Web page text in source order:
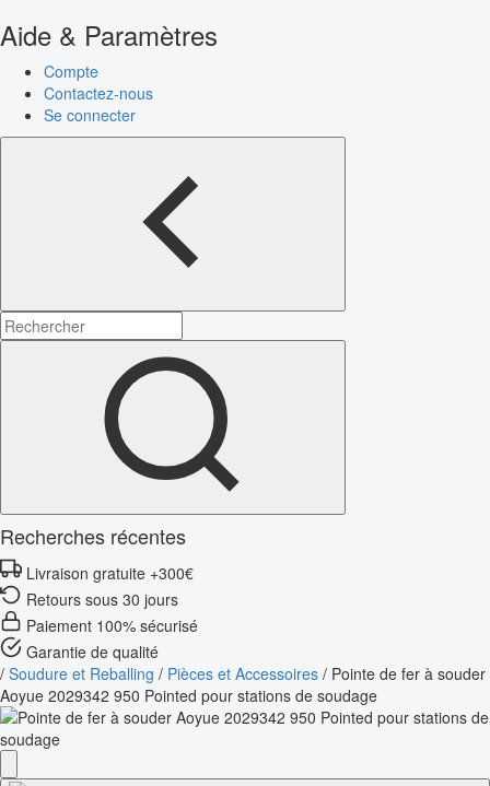
Aide & Paramètres
Compte
Contactez-nous
Se connecter
Recherches récentes
Livraison gratuite +300€
Retours sous 30 jours
Paiement 100% sécurisé
Garantie de qualité
/ Soudure et Reballing / Pièces et Accessoires / Pointe de fer à souder
Aoyue 2029342 950 Pointed pour stations de soudage